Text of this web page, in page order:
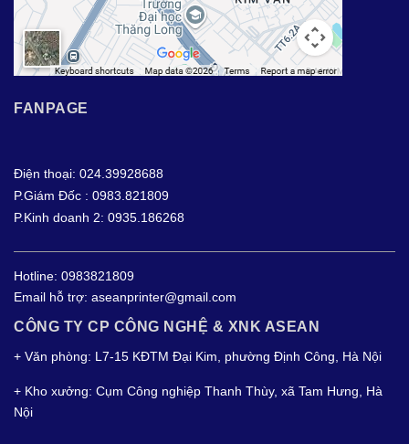
FANPAGE
Điện thoại: 024.39928688
P.Giám Đốc : 0983.821809
P.Kinh doanh 2: 0935.186268
Hotline: 0983821809
Email hỗ trợ: aseanprinter@gmail.com
CÔNG TY CP CÔNG NGHỆ & XNK ASEAN
+ Văn phòng: L7-15 KĐTM Đại Kim, phường Định Công, Hà Nội
+ Kho xưởng: Cụm Công nghiệp Thanh Thùy, xã Tam Hưng, Hà
Nội